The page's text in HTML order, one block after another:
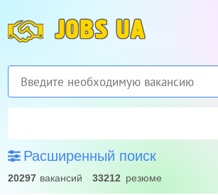
JOBS UA
Расширенный поиск
20297 вакансий 33212 резюме